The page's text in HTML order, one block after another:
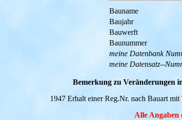
Bauname
Baujahr
Bauwerft
Baunummer
meine Datenbank
meine Datensatz--
Bemerkung zu Veränderungen
1947 Erhalt einer Reg.Nr. nach Bauart
Alle Angaben